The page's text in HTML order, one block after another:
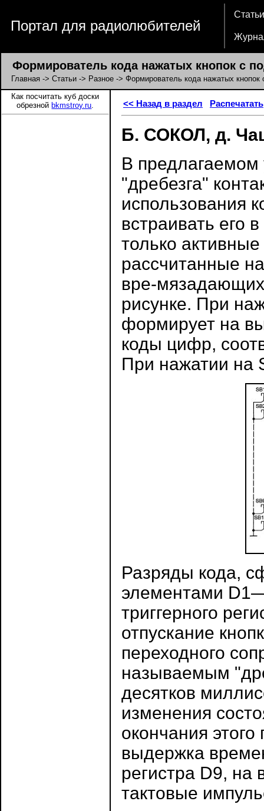
Портал для радиолюбителей
Статьи
Формирователь кода нажатых кнопок с
Главная -> Статьи -> Разное -> Формирователь кода нажатых
Как посчитать куб доски
обрезной bkmstroy.ru. << Назад в раздел Распечатать
Б. СОКОЛ, д.
В предлагаемом
"дребезга"
использования
встраивать его
только
рассчитанные
вре-
рисунке. При
формирует на
коды цифр,
При нажатии на
Разряды кода,
элементами
триггерного
отпускание
переходного
называемым
десятков
изменения
окончания
выдержка
регистра D9, на
тактовые